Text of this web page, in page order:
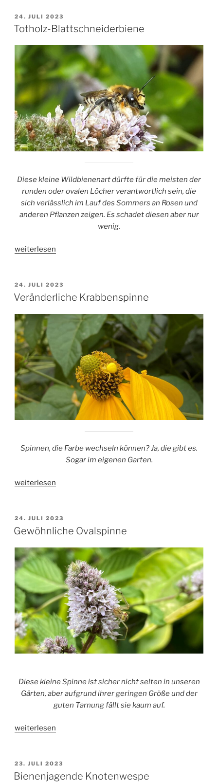
VERÖFFENTLICHT
AM
24. JULI 2023
Totholz-Blattschneiderbiene
Diese kleine Wildbienenart dürfte für die meisten der
runden oder ovalen Löcher verantwortlich sein, die
sich verlässlich im Lauf des Sommers an Rosen und
anderen Pflanzen zeigen. Es schadet diesen aber nur
wenig.
„Totholz-
weiterlesen
VERÖFFENTLICHT
AM
24. JULI 2023
Veränderliche Krabbenspinne
Spinnen, die Farbe wechseln können? Ja, die gibt es.
Sogar im eigenen Garten.
„Veränderliche
weiterlesen
VERÖFFENTLICHT
AM
24. JULI 2023
Gewöhnliche Ovalspinne
Diese kleine Spinne ist sicher nicht selten in unseren
Gärten, aber aufgrund ihrer geringen Größe und der
guten Tarnung fällt sie kaum auf.
„Gewöhnliche
weiterlesen
VERÖFFENTLICHT
AM
23. JULI 2023
Bienenjagende Knotenwespe